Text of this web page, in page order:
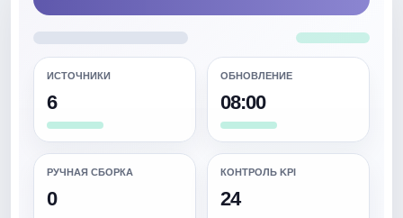
ИСТОЧНИКИ
6
ОБНОВЛЕНИЕ
08:00
РУЧНАЯ СБОРКА
0
КОНТРОЛЬ KPI
24